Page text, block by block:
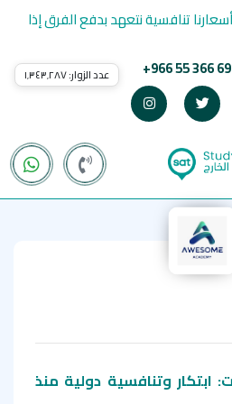
+966 55 366
تنافسية نتعهد بدفع الفرق إذا
عدد الزوار:١٬٣٤٣٬٢٨٧
ابتكار وتنافسية دولية منذ